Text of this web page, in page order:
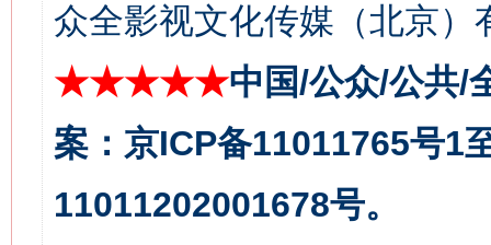
众全影视文化传媒（北京）
★★★★★中国/公众/公共/
案：京ICP备11011765号1
11011202001678号。
揭批美国五大"原罪" "